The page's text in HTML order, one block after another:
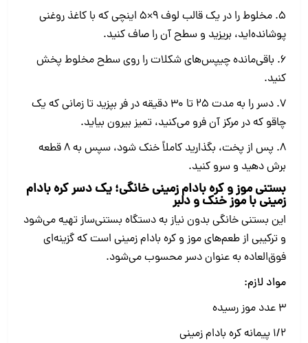
5. مخلوط را در یک قالب لوف ۹×۵ اینچی که با کاغذ روغنی
پوشانده‌اید، بریزید و سطح آن را صاف کنید.
6. باقی‌مانده چیپس‌های شکلات را روی سطح مخلوط پخش
کنید.
7. دسر را به مدت ۲۵ تا ۳۰ دقیقه در فر بپزید تا زمانی که یک
چاقو که در مرکز آن فرو می‌کنید، تمیز بیرون بیاید.
8. پس از پخت، بگذارید کاملاً خنک شود، سپس به ۸ قطعه
برش دهید و سرو کنید.
بستنی موز و کره بادام زمینی خانگی؛ یک دسر کره بادام
زمینی با موز خنک و دلبر
این بستنی خانگی بدون نیاز به دستگاه بستنی‌ساز تهیه می‌شود
و ترکیبی از طعم‌های موز و کره بادام زمینی است که گزینه‌ای
فوق‌العاده به عنوان دسر محسوب می‌شود.
مواد لازم:
۳ عدد موز رسیده
۱/۲ پیمانه کره بادام زمینی